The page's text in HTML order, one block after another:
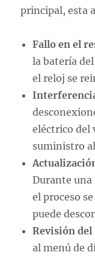
principal, esta
Fallo en el
la batería
el reloj se
eléctrico del
suministro
Durante
el proceso
puede
Revisión
al menú de